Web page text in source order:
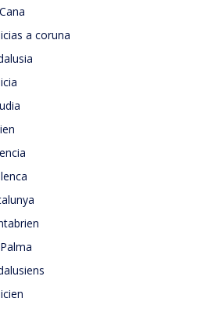
a coruna